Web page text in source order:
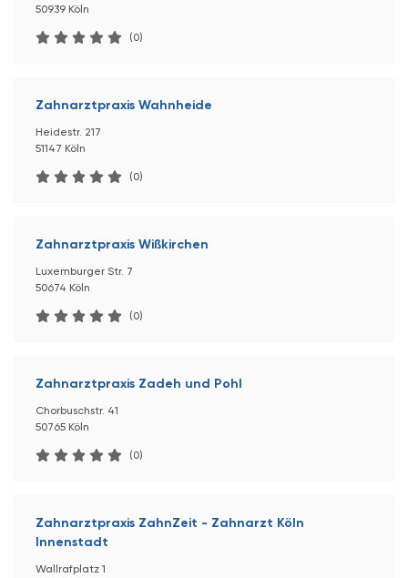
50939 Köln
(0)
Zahnarztpraxis Wahnheide
Heidestr. 217
51147 Köln
(0)
Zahnarztpraxis Wißkirchen
Luxemburger Str. 7
50674 Köln
(0)
Zahnarztpraxis Zadeh und Pohl
Chorbuschstr. 41
50765 Köln
(0)
Zahnarztpraxis ZahnZeit - Zahnarzt Köln
Innenstadt
Wallrafplatz 1